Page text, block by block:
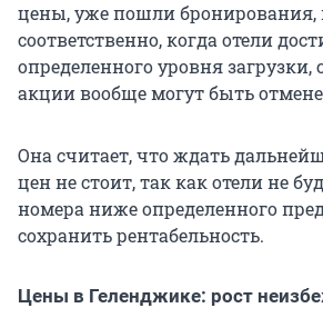
цены, уже пошли бронирования,
соответственно, когда отели
определенного уровня загрузки,
акции вообще могут быть
Она считает, что ждать
цен не стоит, так как отели не
номера ниже определенного
сохранить рентабельность.
Цены в Геленджике: рост